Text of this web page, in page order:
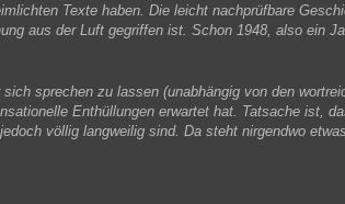
Texte haben. Die leicht nachprüfbare
aus der Luft gegriffen ist. Schon 1948, also ein
sprechen zu lassen (unabhängig von den
Enthüllungen erwartet hat. Tatsache ist,
völlig langweilig sind. Da steht nirgendwo